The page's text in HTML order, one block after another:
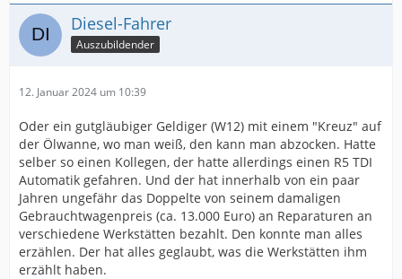
Diesel-Fahrer
Auszubildender
12. Januar 2024 um 10:39
Oder ein gutgläubiger Geldiger (W12) mit einem "Kreuz" auf
der Ölwanne, wo man weiß, den kann man abzocken. Hatte
selber so einen Kollegen, der hatte allerdings einen R5 TDI
Automatik gefahren. Und der hat innerhalb von ein paar
Jahren ungefähr das Doppelte von seinem damaligen
Gebrauchtwagenpreis (ca. 13.000 Euro) an Reparaturen an
verschiedene Werkstätten bezahlt. Den konnte man alles
erzählen. Der hat alles geglaubt, was die Werkstätten ihm
erzählt haben.